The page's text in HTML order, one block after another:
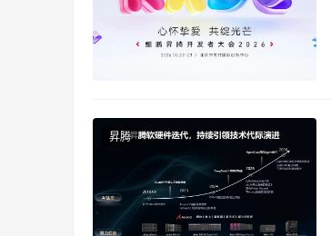
昇腾